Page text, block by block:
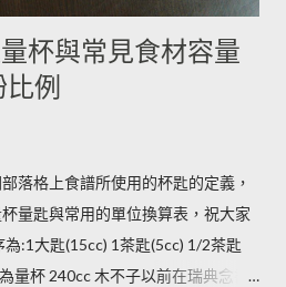
果、香料、穀物》 P82~85的文字
自己的經驗是冰過的馬鈴薯煮完比
到相關的原因。歡迎大家提供。 3.
切塊或壓泥分裝，送入冷凍庫冷
冷凍的過程，水分會與澱粉脫離，
出水，不同的馬鈴薯品種，出水程
冷凍庫的幸福生活提案一書提到：
鈴薯解凍後水水軟軟的狀態。木不
杯與常見食材容量
例
落格上食譜所使用的杯匙的定義，
量匙與常用的單位換算表，祝大家
:1大匙(15cc) 1茶匙(5cc) 1/2茶匙
量杯 240cc 木不子以前在瑞典念書